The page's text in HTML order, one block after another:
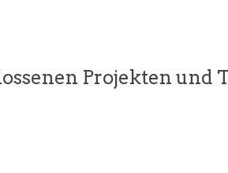
Projekten